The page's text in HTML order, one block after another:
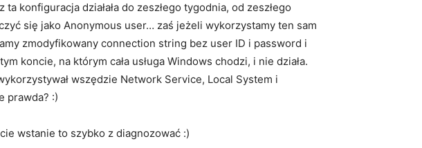
działała do zeszłego tygodnia, od zeszłego
się jako Anonymous user… zaś jeżeli wykorzystamy ten sam
zmodyfikowany connection string bez user ID i password i
koncie, na którym cała usługa Windows chodzi, i nie działa.
wszędzie Network Service, Local System i
prawda? :)
wstanie to szybko z diagnozować :)